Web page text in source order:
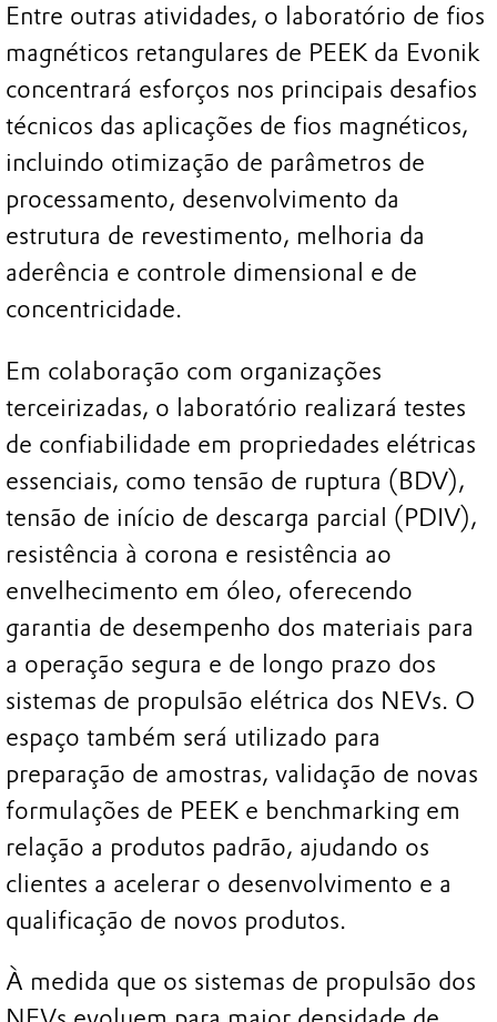
Entre outras atividades, o laboratório de fios
magnéticos retangulares de PEEK da Evonik
concentrará esforços nos principais desafios
técnicos das aplicações de fios magnéticos,
incluindo otimização de parâmetros de
processamento, desenvolvimento da
estrutura de revestimento, melhoria da
aderência e controle dimensional e de
concentricidade.
Em colaboração com organizações
terceirizadas, o laboratório realizará testes
de confiabilidade em propriedades elétricas
essenciais, como tensão de ruptura (BDV),
tensão de início de descarga parcial (PDIV),
resistência à corona e resistência ao
envelhecimento em óleo, oferecendo
garantia de desempenho dos materiais para
a operação segura e de longo prazo dos
sistemas de propulsão elétrica dos NEVs. O
espaço também será utilizado para
preparação de amostras, validação de novas
formulações de PEEK e benchmarking em
relação a produtos padrão, ajudando os
clientes a acelerar o desenvolvimento e a
qualificação de novos produtos.
À medida que os sistemas de propulsão dos